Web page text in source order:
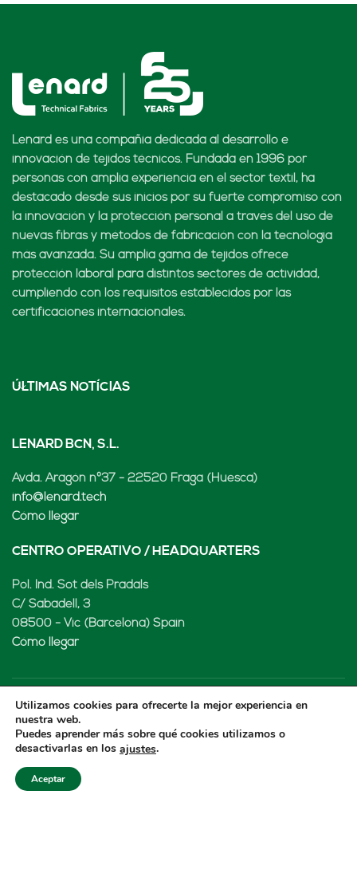
Lenard es una compañía dedicada al desarrollo e
innovación de tejidos técnicos. Fundada en 1996 por
personas con amplia experiencia en el sector textil, ha
destacado desde sus inicios por su fuerte compromiso con
la innovación y la protección personal a través del uso de
nuevas fibras y métodos de fabricación con la tecnología
más avanzada. Su amplia gama de tejidos ofrece
protección laboral para distintos sectores de actividad,
cumpliendo con los requisitos establecidos por las
certificaciones internacionales.
ÚLTIMAS NOTÍCIAS
LENARD BCN, S.L.
Avda. Aragón nº37 - 22520 Fraga (Huesca)
info@lenard.tech
Cómo llegar
CENTRO OPERATIVO / HEADQUARTERS
Pol. Ind. Sot dels Pradals
C/ Sabadell, 3
08500 - Vic (Barcelona) Spain
Cómo llegar
LENARD MX, S de RL de CV
Rio Atoyac 30. Parque Industrial Empresarial
Cuautlancingo
Cuautlancingo, 72730 Puebla (México)
Utilizamos cookies para ofrecerte la mejor experiencia en
nuestra web.
Puedes aprender más sobre qué cookies utilizamos o
desactivarlas en los ajustes.
Aceptar